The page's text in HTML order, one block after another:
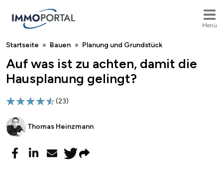
Menü
Breadcrumb
Startseite Bauen Planung und Grundstück
Auf was ist zu achten, damit die
Hausplanung gelingt?
(23)
Thomas Heinzmann